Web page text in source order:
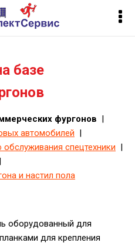
базе
фургонов |
автомобилей |
спецтехники |
|
и настил пола
оборудованный для
для крепления